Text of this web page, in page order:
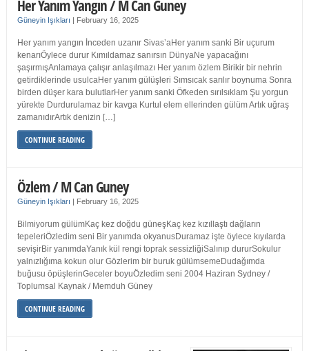
Her Yanım Yangın / M Can Guney
Güneyin Işıkları | February 16, 2025
Her yanım yangın İnceden uzanır Sivas’aHer yanım sanki Bir uçurum
kenarıÖylece durur Kımıldamaz sanırsın DünyaNe yapacağını
şaşırmışAnlamaya çalışır anlaşılmazı Her yanım özlem Birikir bir nehrin
getirdiklerinde usulcaHer yanım gülüşleri Sımsıcak sarılır boynuma Sonra
birden düşer kara bulutlarHer yanım sanki Öfkeden sırılsıklam Şu yorgun
yürekte Durdurulamaz bir kavga Kurtul elem ellerinden gülüm Artık uğraş
zamanıdırArtık denizin […]
CONTINUE READING
Özlem / M Can Guney
Güneyin Işıkları | February 16, 2025
Bilmiyorum gülümKaç kez doğdu güneşKaç kez kızıllaştı dağların
tepeleriÖzledim seni Bir yanımda okyanusDuramaz işte öylece kıyılarda
sevişirBir yanımdaYanık kül rengi toprak sessizliğiSalınıp dururSokulur
yalnızlığıma kokun olur Gözlerim bir buruk gülümsemeDudağımda
buğusu öpüşlerinGeceler boyuÖzledim seni 2004 Haziran Sydney /
Toplumsal Kaynak / Memduh Güney
CONTINUE READING